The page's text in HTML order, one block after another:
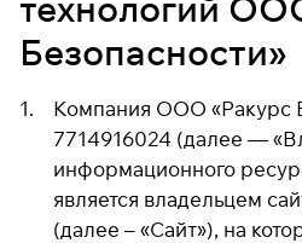
Безопасности»
Компания ООО «Ракурс
7714916024 (далее —
информационного
является владельцем
(далее – «Сайт»), на